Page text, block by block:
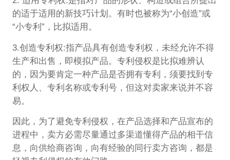
的适于适用的新技巧计划。有时也被称为“小创造”或
“小专利”，比拟适用。
3.创造专利权:指产品具有创造专利权，未经允许不得
生产和出售，即模拟产品。专利侵权是比拟难辨认
的，因为要肯定一种产品是否拥有专利，须要找到专
利权人、专利名称或专利号，但这对卖家来说并不容
易。
因此，为了避免专利侵权，在产品选择和产品宣布的
进程中，卖方必需尽量通过多渠道懂得产品的相干信
息，向供给商咨询，向有经验的同行卖方咨询，都是